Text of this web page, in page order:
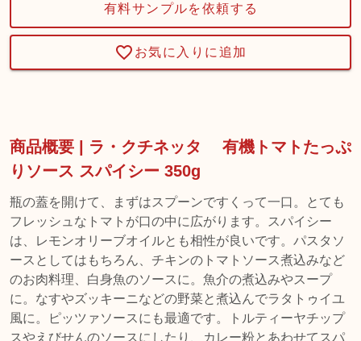
有料サンプルを依頼する
お気に入りに追加
商品概要 | ラ・クチネッタ 有機トマトたっぷ
りソース スパイシー 350g
瓶の蓋を開けて、まずはスプーンですくって一口。とても
フレッシュなトマトが口の中に広がります。スパイシー
は、レモンオリーブオイルとも相性が良いです。パスタソ
ースとしてはもちろん、チキンのトマトソース煮込みなど
のお肉料理、白身魚のソースに。魚介の煮込みやスープ
に。なすやズッキーニなどの野菜と煮込んでラタトゥイユ
風に。ピッツァソースにも最適です。トルティーヤチップ
スやえびせんのソースにしたり、カレー粉とあわせてスパ